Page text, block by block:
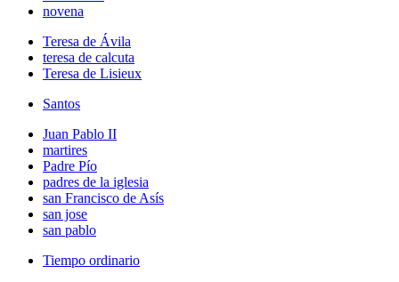
novena
Teresa de Ávila
teresa de calcuta
Teresa de Lisieux
Santos
Juan Pablo II
martires
Padre Pío
padres de la iglesia
san Francisco de Asís
san jose
san pablo
Tiempo ordinario